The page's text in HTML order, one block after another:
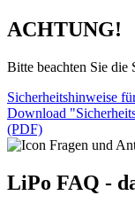
ACHTUNG!
Bitte beachten Sie
Sicherheitshinweise
Download
(PDF)
LiPo FAQ -